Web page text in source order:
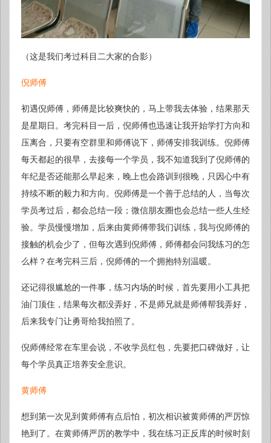
（这是我们考过科目二大家的合影）
倪师傅
初遇倪师傅，师傅是比较爽快的，马上带我去体验，结果那天
是星期日。考完科目一后，倪师傅也迅速让我开始学打方向和
压离合，只要有空群里和师傅说下，师傅安排我训练。倪师傅
每天都起的很早，去接每一个学员，我不知道我到了倪师傅的
年纪是否还能那么早起来，晚上也会路训到很晚，只因心中有
持续不断的毅力和方向。倪师傅是一个善于总结的人，当每次
学员考过后，都会总结一段；微信朋友圈也会总结一些人生经
验。学员慢慢增加，后来由黄师傅带我们训练，我与倪师傅的
接触的机会少了，但每次遇到倪师傅，师傅都会问我练习的怎
么样？在考完科三后，倪师傅的一个拥抱特别温暖。
还记得很尴尬的一件事，练习内场的时候，首先要用小工具把
油门顶住，结果每次都没弄好，不是师兄就是师傅帮我弄好，
后来我专门让勇哥给我拍照了。
倪师傅经常在车里会说，不收学员红包，先要把口碑做好，让
每个学员真正培养安全意识。
黄师傅
想到第一次见到黄师傅有点后怕，初次相识被黄师傅的严厉惊
艳到了。在黄师傅严厉的教学中，我在练习正反库的时候时刻